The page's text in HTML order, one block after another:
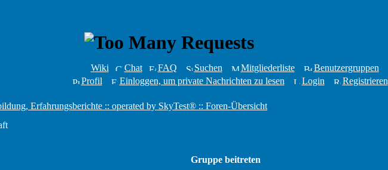
Wiki Chat FAQ Suchen Mitgliederliste
Benutzergruppen
Profil
Einloggen, um private Nachrichten zu lesen Login Registrieren
Erfahrungsberichte :: operated by SkyTest® :: Foren-Übersicht
Gruppe beitreten